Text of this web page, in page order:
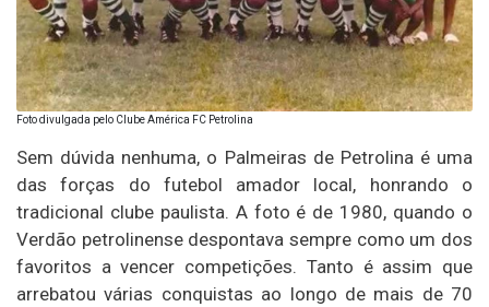
Foto divulgada pelo Clube América FC Petrolina
Sem dúvida nenhuma, o Palmeiras de Petrolina é uma
das forças do futebol amador local, honrando o
tradicional clube paulista. A foto é de 1980, quando o
Verdão petrolinense despontava sempre como um dos
favoritos a vencer competições. Tanto é assim que
arrebatou várias conquistas ao longo de mais de 70